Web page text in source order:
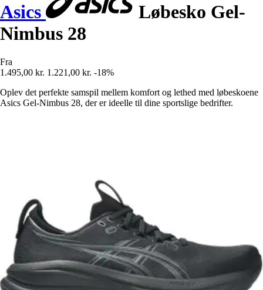
Asics
Løbesko Gel-
Nimbus 28
Fra
1.495,00 kr. 1.221,00 kr. -18%
Oplev det perfekte samspil mellem komfort og lethed med løbeskoene
Asics Gel-Nimbus 28, der er ideelle til dine sportslige bedrifter.